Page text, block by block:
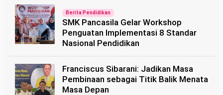
Berita Pendidikan
SMK Pancasila Gelar Workshop
Penguatan Implementasi 8 Standar
Nasional Pendidikan
Franciscus Sibarani: Jadikan Masa
Pembinaan sebagai Titik Balik Menata
Masa Depan